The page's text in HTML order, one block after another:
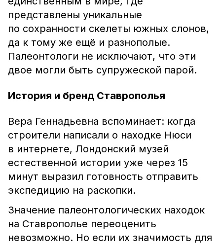
представлены уникальные
по сохранности скелеты южных слонов,
да к тому же ещё и разнополые.
Палеонтологи не исключают, что эти
двое могли быть супружеской парой.
История и бренд Ставрополья
Вера Геннадьевна вспоминает: когда
строители написали о находке Нюси
в интернете, Лондонский музей
естественной истории уже через 15
минут выразил готовность отправить
экспедицию на раскопки.
Значение палеонтологических находок
на Ставрополье переоценить
невозможно. Но если их значимость для